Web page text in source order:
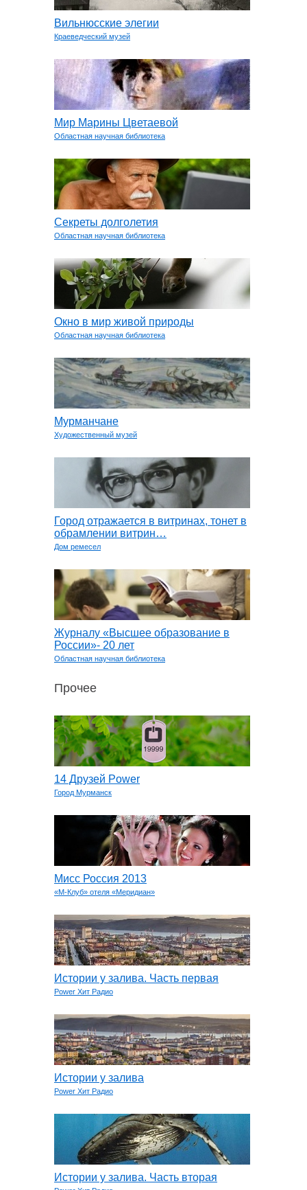
Вильнюсские элегии
Краеведческий музей
Мир Марины Цветаевой
Областная научная библиотека
Секреты долголетия
Областная научная библиотека
Окно в мир живой природы
Областная научная библиотека
Мурманчане
Художественный музей
Город отражается в витринах, тонет в
обрамлении витрин…
Дом ремесел
Журналу «Высшее образование в
России»- 20 лет
Областная научная библиотека
Прочее
14 Друзей Power
Город Мурманск
Мисс Россия 2013
«М-Клуб» отеля «Меридиан»
Истории у залива. Часть первая
Power Хит Радио
Истории у залива
Power Хит Радио
Истории у залива. Часть вторая